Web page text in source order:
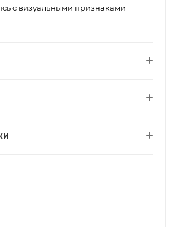
с визуальными признаками